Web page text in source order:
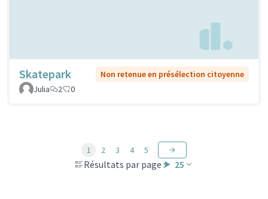
Skatepark
Non retenue en présélection citoyenne
Julia
2 0
Résultats par page : 25
1 2 3 4 5